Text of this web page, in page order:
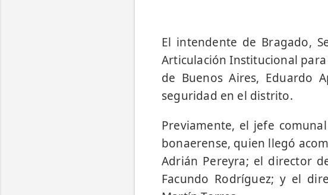
El intendente de Bragado,
Articulación Institucional
de Buenos Aires, Eduardo
seguridad en el distrito.
Previamente, el jefe
bonaerense, quien llegó
Adrián Pereyra; el director
Facundo Rodríguez; y el